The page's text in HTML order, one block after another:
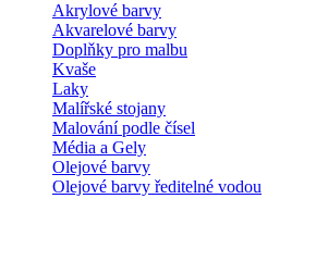
Akrylové barvy
Akvarelové barvy
Doplňky pro malbu
Kvaše
Laky
Malířské stojany
Malování podle čísel
Média a Gely
Olejové barvy
Olejové barvy ředitelné vodou